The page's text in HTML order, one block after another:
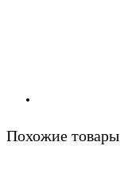
Похожие товары